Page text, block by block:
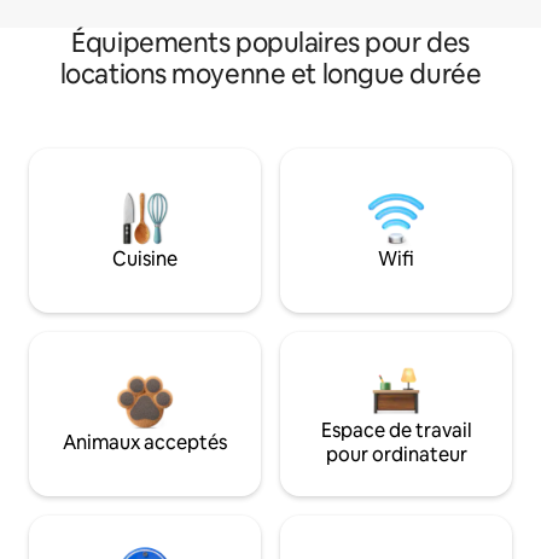
Équipements populaires pour des
locations moyenne et longue durée
Cuisine Wifi
Animaux acceptés
Espace de travail
pour ordinateur